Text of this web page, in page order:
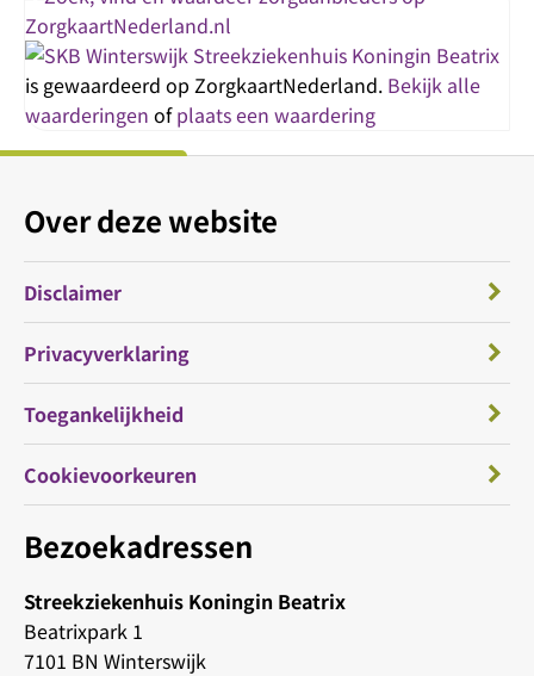
Streekziekenhuis Koningin Beatrix
is gewaardeerd op ZorgkaartNederland. Bekijk alle
waarderingen ofplaats een waardering
Bezoekadressen
Streekziekenhuis Koningin Beatrix
Beatrixpark 1
7101 BN Winterswijk
Over deze website
Disclaimer
Privacyverklaring
Toegankelijkheid
Cookievoorkeuren